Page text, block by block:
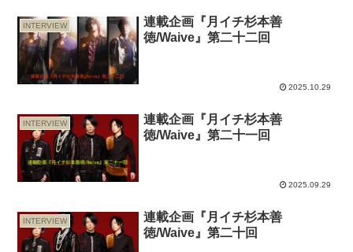
INTERVIEW
連載企画『月イチ杉本善
徳/Waive』第二十二回
2025.10.29
INTERVIEW
連載企画『月イチ杉本善
徳/Waive』第二十一回
2025.09.29
INTERVIEW
連載企画『月イチ杉本善
徳/Waive』第二十回